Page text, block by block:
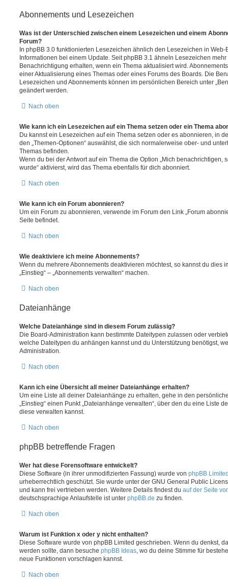
Abonnements und Lesezeichen
Was ist der Unterschied zwischen einem Lesezeichen und einem
Forum?
In phpBB 3.0 funktionierten Lesezeichen ähnlich den Lesezeichen in
Informationen bei einem Update. Seit phpBB 3.1 ähneln Lesezeichen
Benachrichtigung erhalten, wenn ein Thema aktualisiert wird.
einer Aktualisierung eines Themas oder eines Forums des Boards. Die
Lesezeichen und Abonnements können im persönlichen Bereich unter
geändert werden.
Nach oben
Wie kann ich ein Lesezeichen auf ein Thema setzen oder ein Thema
Du kannst ein Lesezeichen auf ein Thema setzen oder es abonnieren, in
den „Themen-Optionen“ auswählst, die sich normalerweise ober- und
Themas befinden.
Wenn du bei der Antwort auf ein Thema die Option „Mich benachrichtigen,
wurde“ aktivierst, wird das Thema ebenfalls für dich abonniert.
Nach oben
Wie kann ich ein Forum abonnieren?
Um ein Forum zu abonnieren, verwende im Forum den Link „Forum
Seite befindet.
Nach oben
Wie deaktiviere ich meine Abonnements?
Wenn du mehrere Abonnements deaktivieren möchtest, so kannst du dies
„Einstieg“ – „Abonnements verwalten“ machen.
Nach oben
Dateianhänge
Welche Dateianhänge sind in diesem Forum zulässig?
Die Board-Administration kann bestimmte Dateitypen zulassen oder
welche Dateitypen du anhängen kannst und du Unterstützung benötigst,
Administration.
Nach oben
Kann ich eine Übersicht all meiner Dateianhänge erhalten?
Um eine Liste all deiner Dateianhänge zu erhalten, gehe in den
„Einstieg“ einen Punkt „Dateianhänge verwalten“, über den du eine Liste
diese verwalten kannst.
Nach oben
phpBB betreffende Fragen
Wer hat diese Forensoftware entwickelt?
Diese Software (in ihrer unmodifizierten Fassung) wurde von phpBB
urheberrechtlich geschützt. Sie wurde unter der GNU General Public
und kann frei vertrieben werden. Weitere Details findest du auf der Seite
deutschsprachige Anlaufstelle ist unter phpBB.de zu finden.
Nach oben
Warum ist Funktion x oder y nicht enthalten?
Diese Software wurde von phpBB Limited geschrieben. Wenn du denkst,
werden sollte, dann besuche phpBB Ideas, wo du deine Stimme für
neue Funktionen vorschlagen kannst.
Nach oben